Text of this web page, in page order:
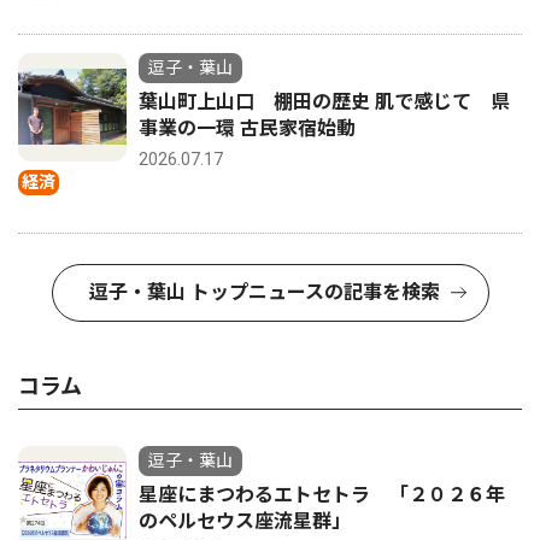
経済
逗子・葉山
葉山町上山口 棚田の歴史 肌で感じて 県
事業の一環 古民家宿始動
2026.07.17
逗子・葉山 トップニュースの記事を検索
コラム
逗子・葉山
星座にまつわるエトセトラ 「２０２６年
のペルセウス座流星群」